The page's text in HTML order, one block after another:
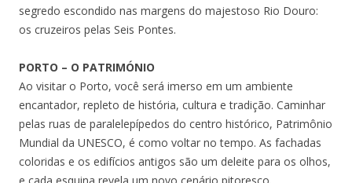
segredo escondido nas margens do majestoso Rio Douro:
os cruzeiros pelas Seis Pontes.
PORTO – O PATRIMÓNIO
Ao visitar o Porto, você será imerso em um ambiente
encantador, repleto de história, cultura e tradição. Caminhar
pelas ruas de paralelepípedos do centro histórico, Patrimônio
Mundial da UNESCO, é como voltar no tempo. As fachadas
coloridas e os edifícios antigos são um deleite para os olhos,